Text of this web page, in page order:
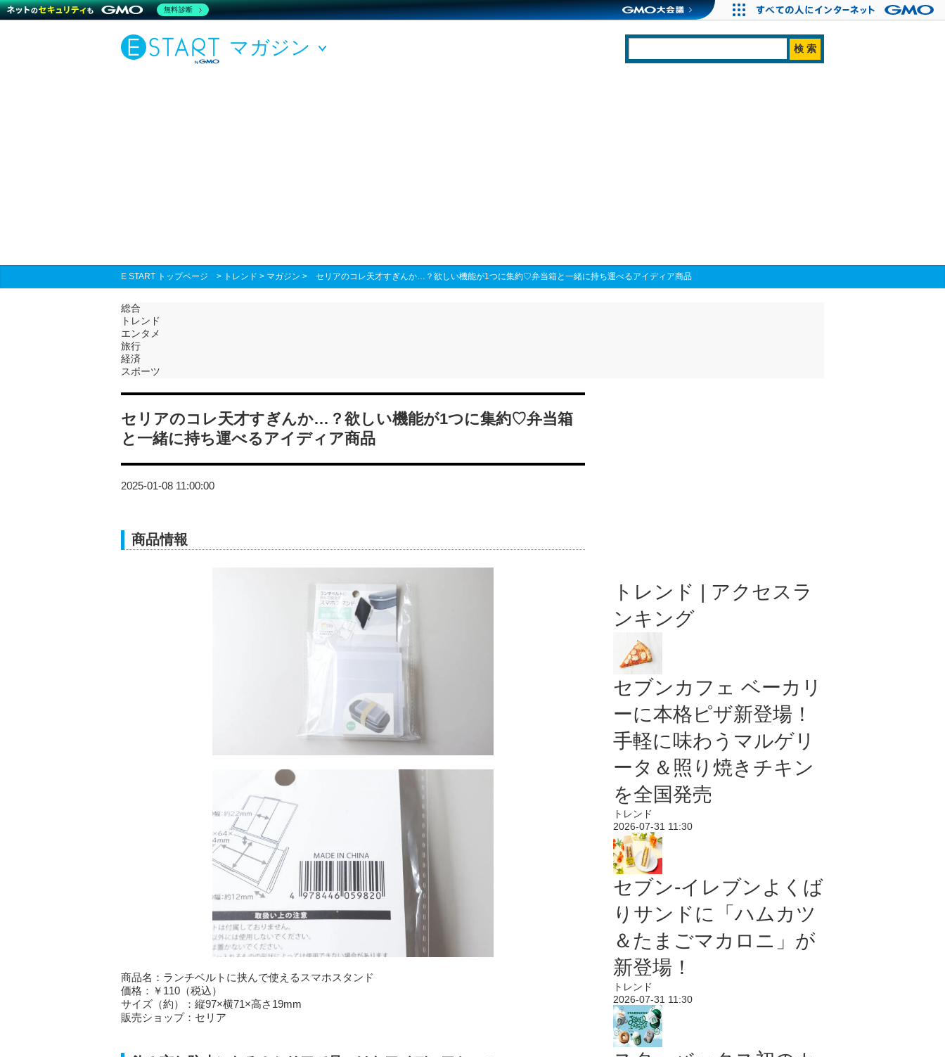
マガジン
E START トップページ > トレンド > マガジン > セリアのコレ天才すぎんか…？欲しい機能が1つに集約♡弁当箱と一緒に持ち運べるアイディア商品
総合
トレンド
エンタメ
旅行
経済
スポーツ
セリアのコレ天才すぎんか…？欲しい機能が1つに集約♡弁当箱
と一緒に持ち運べるアイディア商品
2025-01-08 11:00:00
商品情報
商品名：ランチベルトに挟んで使えるスマホスタンド
価格：￥110（税込）
サイズ（約）：縦97×横71×高さ19mm
販売ショップ：セリア
トレンド | アクセスラ
ンキング
セブンカフェ ベーカリ
ーに本格ピザ新登場！
手軽に味わうマルゲリ
ータ＆照り焼きチキン
を全国発売
トレンド
2026-07-31 11:30
セブン‐イレブンよくば
りサンドに「ハムカツ
＆たまごマカロニ」が
新登場！
トレンド
2026-07-31 11:30
無料診断